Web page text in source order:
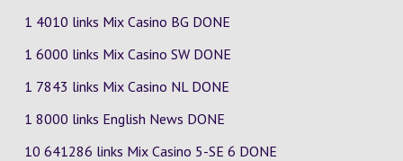
1 4010 links Mix Casino BG DONE
1 6000 links Mix Casino SW DONE
1 7843 links Mix Casino NL DONE
1 8000 links English News DONE
10 641286 links Mix Casino 5-SE 6 DONE